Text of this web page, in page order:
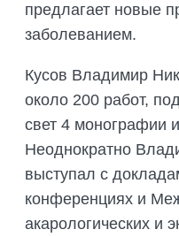
предлагает новые
заболеванием.
Кусов Владимир
около 200 работ,
свет 4 монографии
Неоднократно
выступал с
конференциях и
акарологических и